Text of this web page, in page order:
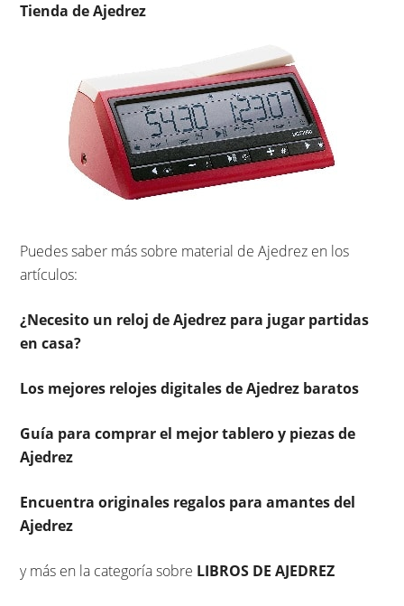
Tienda de Ajedrez
Puedes saber más sobre material de Ajedrez en los
artículos:
¿Necesito un reloj de Ajedrez para jugar partidas
en casa?
Los mejores relojes digitales de Ajedrez baratos
Guía para comprar el mejor tablero y piezas de
Ajedrez
Encuentra originales regalos para amantes del
Ajedrez
y más en la categoría sobre LIBROS DE AJEDREZ